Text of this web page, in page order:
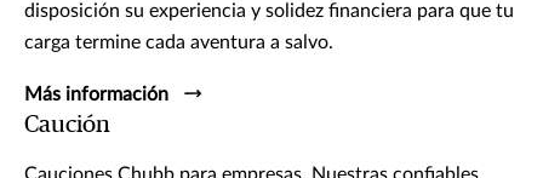
disposición su experiencia y solidez financiera para que tu
carga termine cada aventura a salvo.
Más información
Caución